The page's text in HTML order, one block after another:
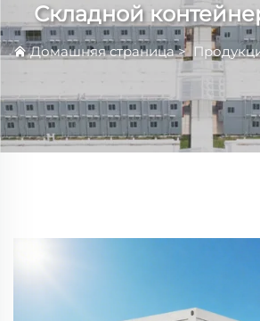
Складной
Домашняя страница>